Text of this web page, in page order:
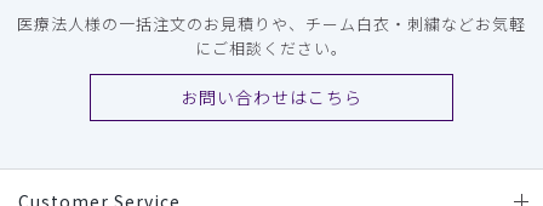
医療法人様の一括注文のお見積りや、チーム白衣・刺繍などお気軽
にご相談ください。
お問い合わせはこちら
Customer Service